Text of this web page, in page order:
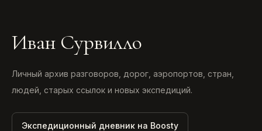
Иван Сурвилло
Личный архив разговоров, дорог, аэропортов, стран,
людей, старых ссылок и новых экспедиций.
Экспедиционный дневник на Boosty